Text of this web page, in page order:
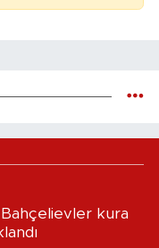
kura